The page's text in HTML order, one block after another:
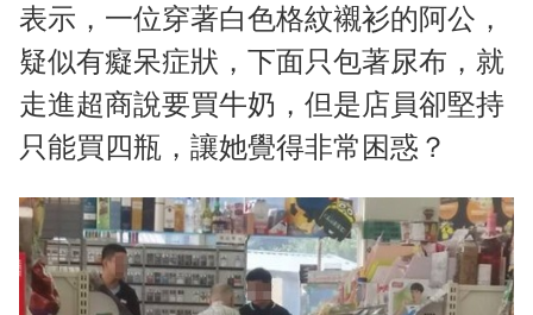
表示，一位穿著白色格紋襯衫的阿公，
疑似有癡呆症狀，下面只包著尿布，就
走進超商說要買牛奶，但是店員卻堅持
只能買四瓶，讓她覺得非常困惑？